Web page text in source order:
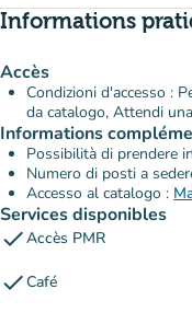
Informations
Accès
Condizioni d'accesso :
da catalogo, Attendi
Informations
Possibilità di prendere
Numero di posti a
Accesso al catalogo :
Services disponibles
checkAccès PMR
checkCafé